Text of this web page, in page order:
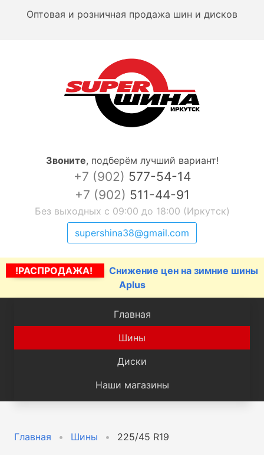
Оптовая и розничная продажа шин и дисков
Звоните, подберём лучший вариант!
+7 (902) 577-54-14
+7 (902) 511-44-91
Без выходных с 09:00 до 18:00 (Иркутск)
supershina38@gmail.com
!РАСПРОДАЖА!
Снижение цен на зимние шины
Aplus
Главная
Шины
Диски
Наши магазины
Главная Шины 225/45 R19